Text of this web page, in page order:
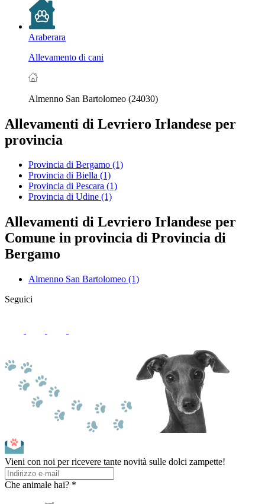
Araberara
Allevamento di cani
Almenno San Bartolomeo (24030)
Allevamenti di Levriero Irlandese per
provincia
Provincia di Bergamo (1)
Provincia di Biella (1)
Provincia di Pescara (1)
Provincia di Udine (1)
Allevamenti di Levriero Irlandese per
Comune in provincia di Provincia di
Bergamo
Almenno San Bartolomeo (1)
Seguici
Vieni con noi per ricevere tante novità sulle dolci zampette!
Che animale hai? *